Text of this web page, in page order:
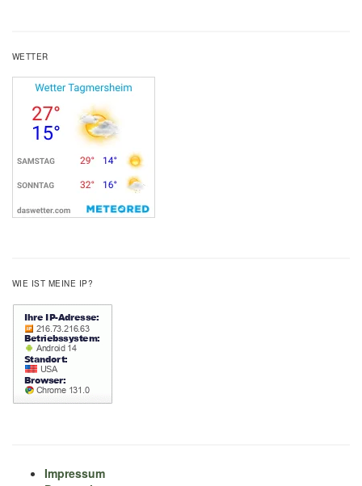
WETTER
WIE IST MEINE IP?
Impressum